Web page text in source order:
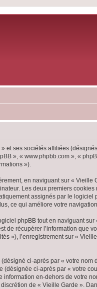
et ses sociétés affiliées
», « www.phpbb.com », «
»).
en naviguant sur «
Les deux premiers
assignés par le
ce qui améliore votre
phpBB tout en naviguant
de récupérer l’information que
»), l’enregistrement sur «
ci-après par « votre
ci-après par « votre
en-dehors de votre
de « Vieille Garde ».